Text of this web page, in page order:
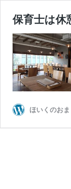
保育士は休
ほいくのおま